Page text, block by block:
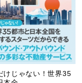
けじゃない！世界35